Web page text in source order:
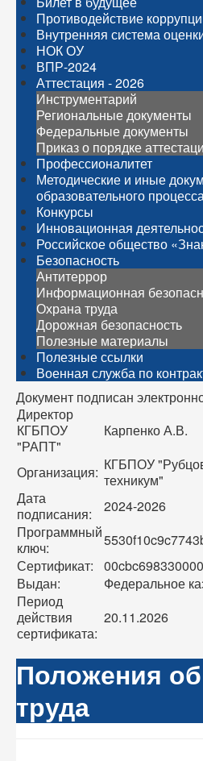
Противодействие
Внутренняя система
НОК ОУ
ВПР-2024
Аттестация - 2026
Инструментарий
Региональные документы
Федеральные документы
Приказ о порядке
Профессионалитет
Методические и иные
образовательного
Конкурсы
Инновационная
Российское общество
Безопасность
Антитеррор
Информационная
Охрана труда
Дорожная безопасность
Полезные материалы
Полезные ссылки
Военная служба по
Документ подписан
Директор
КГБПОУ
"РАПТ"
Карпенко А.В.
Организация: КГБПОУ
техникум"
Дата
подписания:
2024-2026
Программный
ключ:
Сертификат:
Выдан:
Федеральное
Период
действия
сертификата:
20.11.2026
Положения
труда